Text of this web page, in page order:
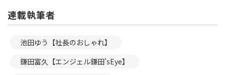
連載執筆者
池田ゆう【社長のおしゃれ】
鎌田富久【エンジェル鎌田’sEye】